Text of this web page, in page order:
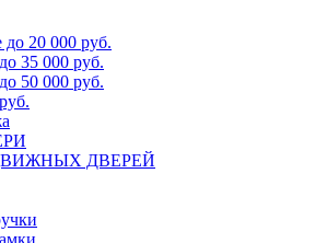
до 20 000 руб.
35 000 руб.
50 000 руб.
ДВЕРЕЙ